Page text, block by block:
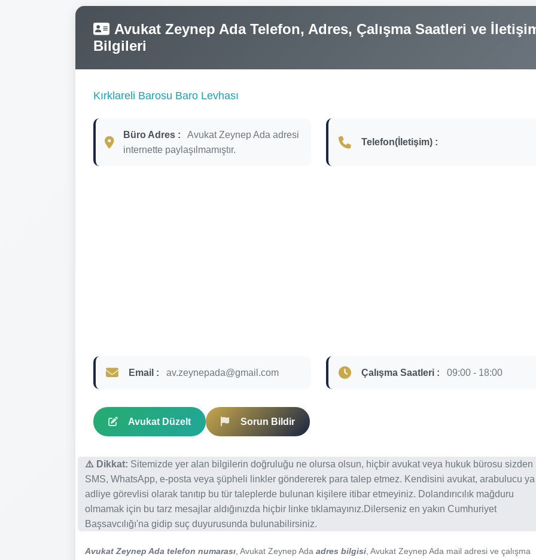
Avukat Zeynep Ada Telefon, Adres, Çalışma Saatleri ve
Bilgileri
Kırklareli Barosu Baro Levhası
Büro Adres :
Avukat Zeynep Ada adresi
internette paylaşılmamıştır.
Telefon(İletişim) :
Email : av.zeynepada@gmail.com Çalışma Saatleri : 09:00 - 18:00
Avukat Düzelt Sorun Bildir
⚠️ Dikkat: Sitemizde yer alan bilgilerin doğruluğu ne olursa olsun, hiçbir avukat veya hukuk bürosu sizden
SMS, WhatsApp, e-posta veya şüpheli linkler göndererek para talep etmez. Kendisini avukat, arabulucu
adliye görevlisi olarak tanıtıp bu tür taleplerde bulunan kişilere itibar etmeyiniz. Dolandırıcılık mağduru
olmamak için bu tarz mesajlar aldığınızda hiçbir linke tıklamayınız.Dilerseniz en yakın Cumhuriyet
Başsavcılığı'na gidip suç duyurusunda bulunabilirsiniz.
Avukat Zeynep Ada telefon numarası , Avukat Zeynep Ada adres bilgisi , Avukat Zeynep Ada mail adresi ve çalışma